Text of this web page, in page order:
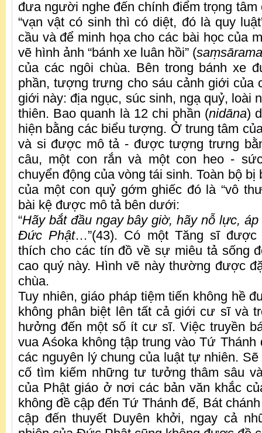
đưa người nghe đến chính điểm trọng tâm
“vạn vật có sinh thì có diệt, đó là quy
cầu và để minh họa cho các bài học của
vẽ hình ảnh “bánh xe luân hồi” (saṃsārama
của các ngôi chùa. Bên trong bánh xe
phần, tượng trưng cho sáu cảnh giới của
giới này: địa ngục, súc sinh, ngạ quỷ, loài
thiên. Bao quanh là 12 chi phần (nidāna)
hiện bằng các biểu tượng. Ở trung tâm
và si được mô tả - được tượng trưng
câu, một con rắn và một con heo -
chuyển động của vòng tái sinh. Toàn bộ bị
của một con quỷ gớm ghiếc đó là “vô
bài kệ được mô tả bên dưới:
“Hãy bắt đầu ngay bây giờ, hãy nỗ lực,
Đức Phật…”(43). Có một Tăng sĩ được
thích cho các tín đồ về sự miêu tả sống
cao quý này. Hình vẽ này thường được
chùa.
Tuy nhiên, giáo pháp tiệm tiến không hề
không phân biệt lên tất cả giới cư sĩ và
hưởng đến một số ít cư sĩ. Việc truyền
vua Aśoka không tập trung vào Tứ Thánh
các nguyên lý chung của luật tự nhiên.
cố tìm kiếm những tư tưởng thâm sâu
của Phật giáo ở nơi các bản văn khắc
không đề cập đến Tứ Thánh đế, Bát
cập đến thuyết Duyên khởi, ngay cả